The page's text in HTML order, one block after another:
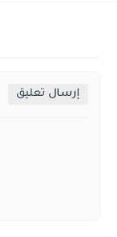
إرسال تعليق